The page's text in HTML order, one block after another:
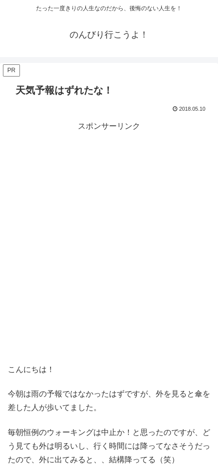
たった一度きりの人生なのだから、後悔のない人生を！
のんびり行こうよ！
PR
天気予報はずれたな！
2018.05.10
スポンサーリンク
こんにちは！
今朝は雨の予報ではなかったはずですが、外を見ると傘を
差した人が歩いてました。
毎朝恒例のウォーキングは中止か！と思ったのですが、ど
う見ても外は明るいし、行く時間には降ってなさそうだっ
たので、外に出てみると、、結構降ってる（笑）